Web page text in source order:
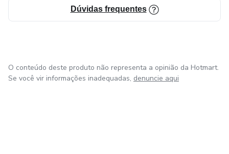
Dúvidas frequentes
O conteúdo deste produto não representa a opinião da Hotmart.
Se você vir informações inadequadas, denuncie aqui